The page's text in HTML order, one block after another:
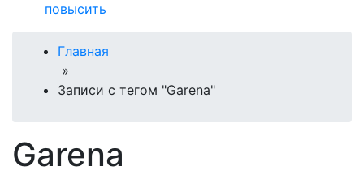
повысить
Главная
»
Записи с тегом "Garena"
Garena